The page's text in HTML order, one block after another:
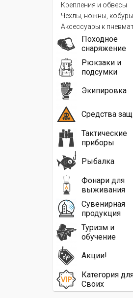
Крепления и обвесы
Чехлы, ножны, кобуры
Аксессуары к
Походное
снаряжение
Рюкзаки и
подсумки
Экипировка
Средства
Тактические
приборы
Рыбалка
Фонари для
выживания
Сувенирная
продукция
Туризм и
обучение
Акции!
Категория
Своих